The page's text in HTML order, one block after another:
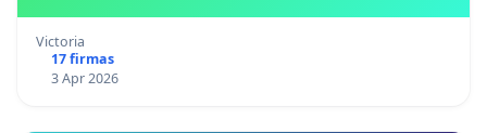
Victoria
17 firmas
3 Apr 2026